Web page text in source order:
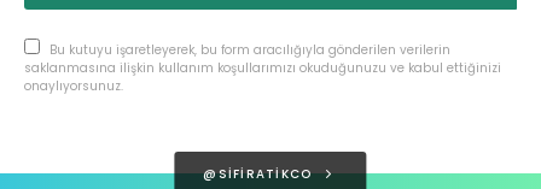
Bu kutuyu işaretleyerek, bu form aracılığıyla gönderilen verilerin
saklanmasına ilişkin kullanım koşullarımızı okuduğunuzu ve kabul ettiğinizi
onaylıyorsunuz.
@SIFIRATIKCO